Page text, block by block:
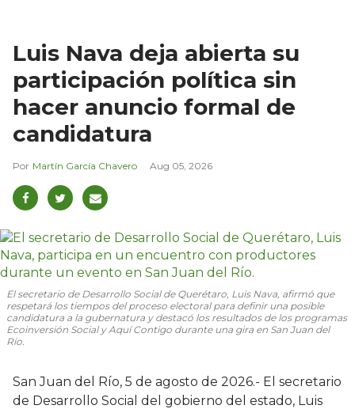
Luis Nava deja abierta su
participación política sin
hacer anuncio formal de
candidatura
Martín García Chavero Aug 05, 2026
El secretario de Desarrollo Social de Querétaro, Luis Nava, afirmó que
respetará los tiempos del proceso electoral para definir una posible
candidatura a la gubernatura y destacó los resultados de los programas
Ecoinversión Social y Aquí Contigo durante una gira en San Juan del
Río.
San Juan del Río, 5 de agosto de 2026.- El secretario
de Desarrollo Social del gobierno del estado, Luis